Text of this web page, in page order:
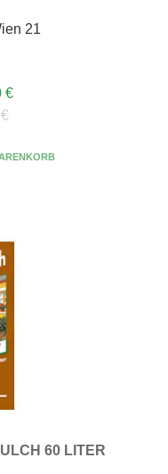
21
€
60 LITER